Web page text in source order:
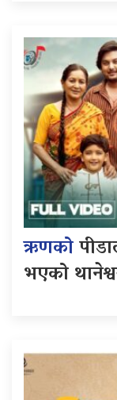
ऋणको
भएको